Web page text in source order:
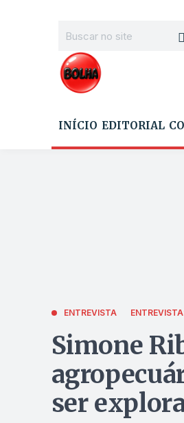
INÍCIO EDITORIAL
ENTREVISTA
Simone
ser